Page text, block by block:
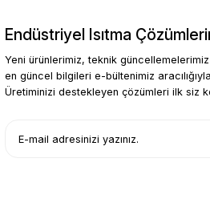
Gönder
Endüstriyel Isıtma
Yeni ürünlerimiz, teknik
en güncel bilgileri e-bültenimiz
Üretiminizi destekleyen çözümleri ilk siz